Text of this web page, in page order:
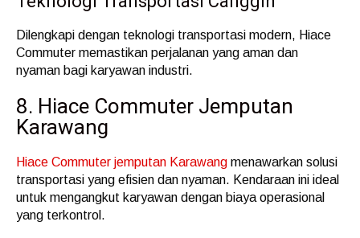
Dilengkapi dengan teknologi transportasi modern, Hiace
Commuter memastikan perjalanan yang aman dan
nyaman bagi karyawan industri.
8. Hiace Commuter Jemputan
Karawang
Hiace Commuter jemputan Karawang menawarkan solusi
transportasi yang efisien dan nyaman. Kendaraan ini ideal
untuk mengangkut karyawan dengan biaya operasional
yang terkontrol.